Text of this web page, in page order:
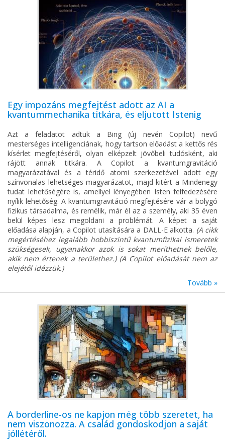
Egy impozáns megfejtést adott az AI a
kvantummechanika titkára, és eljutott Istenig
Azt a feladatot adtuk a Bing (új nevén Copilot) nevű
mesterséges intelligenciának, hogy tartson előadást a kettős rés
kísérlet megfejtéséről, olyan elképzelt jövőbeli tudósként, aki
rájött annak titkára. A Copilot a kvantumgravitáció
magyarázatával és a téridő atomi szerkezetével adott egy
színvonalas lehetséges magyarázatot, majd kitért a Mindenegy
tudat lehetőségére is, amellyel lényegében Isten felfedezésére
nyílik lehetőség. A kvantumgravitáció megfejtésére vár a bolygó
fizikus társadalma, és remélik, már él az a személy, aki 35 éven
belül képes lesz megoldani a problémát. A képet a saját
előadása alapján, a Copilot utasítására a DALL-E alkotta. (A cikk
megértéséhez legalább hobbiszintű kvantumfizikai ismeretek
szükségesek, ugyanakkor azok is sokat meríthetnek belőle,
akik nem értenek a területhez.) (A Copilot előadását nem az
elejétől idézzük.)
Tovább »
A borderline-os ne kapjon még több szeretet, ha
nem viszonozza. A család gondoskodjon a saját
jóllétéről.